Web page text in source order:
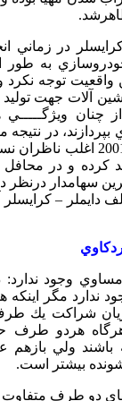
در زماني
به طور
واقعيت توجه
آلات جهت
چنان ويژگـــــي
بپردازند، در
كرد. در اواسط سال 2001
كرده و در
سهامدار
دايملر –
وجود ندارد:
مگر اينكه
جريان شراكت يك
هردو طرف
باشند ولي بازهم
بيشتر است.
دو طرف متفاوت